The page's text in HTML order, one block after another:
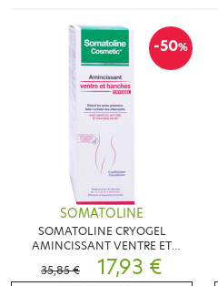
-50%
SOMATOLINE
SOMATOLINE CRYOGEL
AMINCISSANT VENTRE ET
HANCHES 250ML
35,85 € 17,93 €